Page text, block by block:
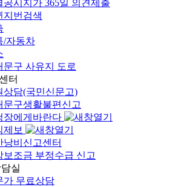
공시지가 365일 의견제출
지번검색
/자동차
문구 사유지 도로
터
상담(국민신문고)
문구생활불편신고
장에게바란다
제보
낭비신고센터
보조금 부정수급 신고
실
가 무료상담